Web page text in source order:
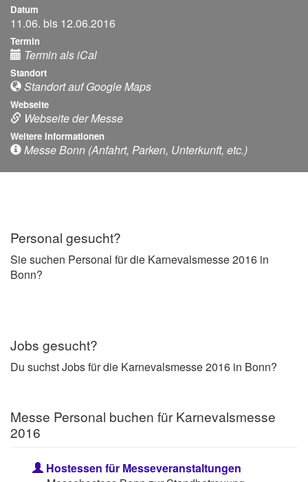
Datum
11.06. bis 12.06.2016
Termin
Termin als iCal
Standort
Standort auf Google Maps
Webseite
Webseite der Messe
Weitere Informationen
Messe Bonn (Anfahrt, Parken, Unterkunft, etc.)
Personal gesucht?
Sie suchen Personal für die Karnevalsmesse 2016 in
Bonn?
Jobs gesucht?
Du suchst Jobs für die Karnevalsmesse 2016 in Bonn?
Messe Personal buchen für Karnevalsmesse
2016
Hostessen für Messeveranstaltungen